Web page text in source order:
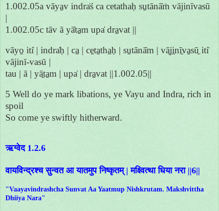
1.002.05a vāya̱v indra̍ś ca cetathaḥ su̱tānā̍ṁ vājinīvasū
|
1.002.05c tāv ā yā̍ta̱m upa̍ dra̱vat ||
vāyo̱ iti̍ | indra̍ḥ | ca̱ | ce̱ta̱tha̱ḥ | su̱tānā̍m | vā̱ji̱nī̱va̱sū̱ iti̍
vājinī-vasū |
tau | ā | yā̱ta̱m | upa̍ | dra̱vat ||1.002.05||
5 Well do ye mark libations, ye Vayu and Indra, rich in
spoil
So come ye swiftly hitherward.
ऋग्वेद 1.2.6
वायविन्द्रश्च सुन्वत आ यातमुप निष्कृतम् | मक्ष्वित्था धिया नरा ||6||
"Vaayavindrashcha Sunvat Aa Yaatmup Nishkrutam. Makshvittha
Dhiiya Nara"